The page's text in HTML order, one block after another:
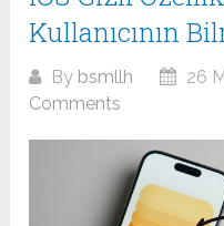
Kullanıcının
By bsmllh 26
Comments